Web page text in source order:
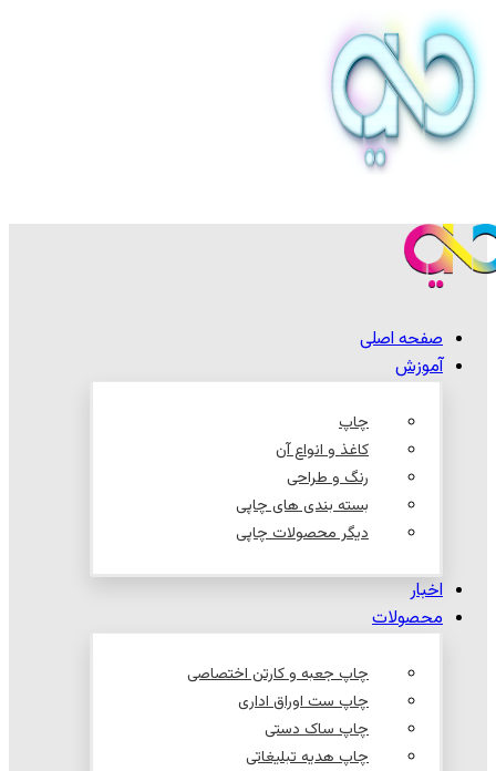
صفحه اصلی
آموزش
چاپ
کاغذ و انواع آن
رنگ و طراحی
بسته بندی های چاپی
دیگر محصولات چاپی
اخبار
محصولات
چاپ جعبه و کارتن اختصاصی
چاپ ست اوراق اداری
چاپ ساک دستی
چاپ هدیه تبلیغاتی